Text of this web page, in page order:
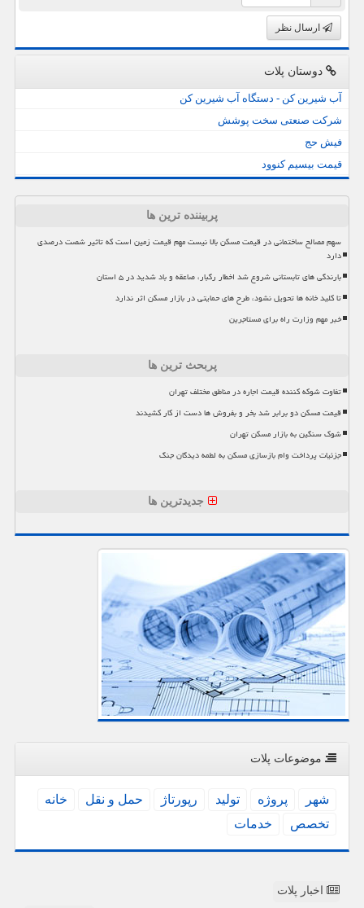
ارسال نظر
دوستان پلات
آب شیرین کن - دستگاه آب شیرین کن
شرکت صنعتی سخت پوشش
فیش حج
قیمت بیسیم کنوود
پربیننده ترین ها
سهم مصالح ساختمانی در قیمت مسکن بالا نیست مهم قیمت زمین است که تاثیر شصت درصدی
دارد
بارندگی های تابستانی شروع شد اخطار رگبار، صاعقه و باد شدید در ۵ استان
تا کلید خانه ها تحویل نشود، طرح های حمایتی در بازار مسکن اثر ندارد
خبر مهم وزارت راه برای مستاجرین
پربحث ترین ها
تفاوت شوکه کننده قیمت اجاره در مناطق مختلف تهران
قیمت مسکن دو برابر شد بخر و بفروش ها دست از کار کشیدند
شوک سنگین به بازار مسکن تهران
جزئیات پرداخت وام بازسازی مسکن به لطمه دیدگان جنگ
جدیدترین ها
موضوعات پلات
شهر پروژه تولید رپورتاژ حمل و نقل
خانه
تخصص
خدمات
اخبار پلات